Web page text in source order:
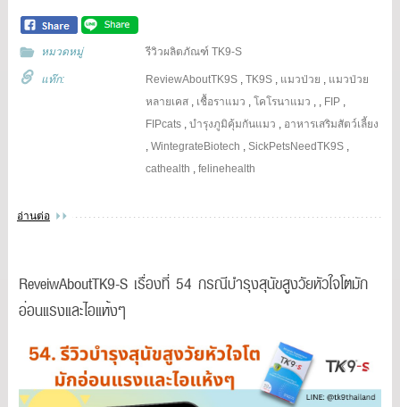
หมวดหมู่ รีวิวผลิตภัณฑ์ TK9-S
แท๊ก: ReviewAboutTK9S ,TK9S , แมวป่วย , แมวป่วย
หลายเคส , เชื้อราแมว ,โคโรนาแมว , , FIP ,
FIPcats ,บำรุงภูมิคุ้มกันแมว , อาหารเสริมสัตว์เลี้ยง
,WintegrateBiotech ,SickPetsNeedTK9S ,
cathealth ,felinehealth
อ่านต่อ
ReveiwAboutTK9-S เรื่องที่ 54 กรณีบำรุงสุนัขสูงวัยหัวใจโตมัก
อ่อนแรงและไอแห้งๆ